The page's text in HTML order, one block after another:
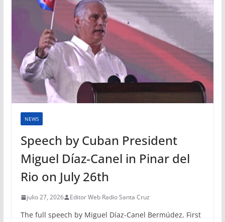
NEWS
Speech by Cuban President
Miguel Díaz-Canel in Pinar del
Rio on July 26th
julio 27, 2026 Editor Web Radio Santa Cruz
The full speech by Miguel Díaz-Canel Bermúdez, First